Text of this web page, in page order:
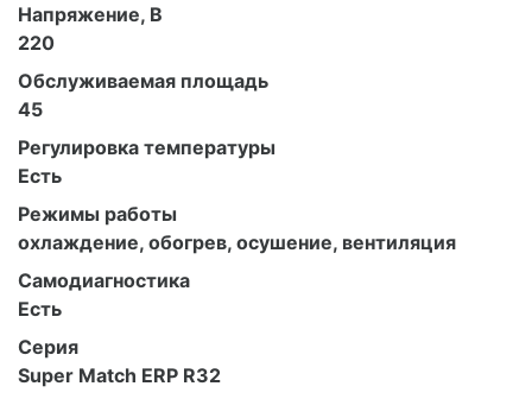
Напряжение, В
220
Обслуживаемая площадь
45
Регулировка температуры
Есть
Режимы работы
охлаждение, обогрев, осушение, вентиляция
Самодиагностика
Есть
Серия
Super Match ERP R32